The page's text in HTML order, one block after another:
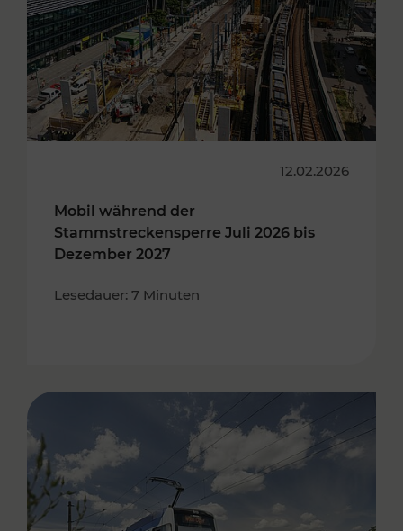
12.02.2026
Mobil während der
Stammstreckensperre Juli 2026 bis
Dezember 2027
Lesedauer: 7 Minuten